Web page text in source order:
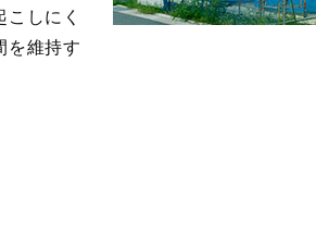
しにく
を維持す